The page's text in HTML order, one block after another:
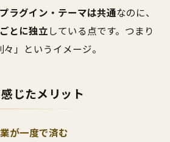
ラグイン・テーマは共通なのに、
とに独立している点です。つまり
々」というイメージ。
じたメリット
が一度で済む